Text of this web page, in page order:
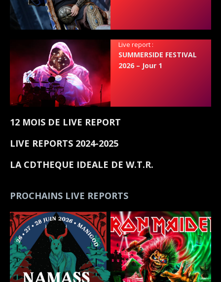
Live report :
SUMMERSIDE FESTIVAL
2026 – Jour 1
12 MOIS DE LIVE REPORT
LIVE REPORTS 2024-2025
LA CDTHEQUE IDEALE DE W.T.R.
PROCHAINS LIVE REPORTS